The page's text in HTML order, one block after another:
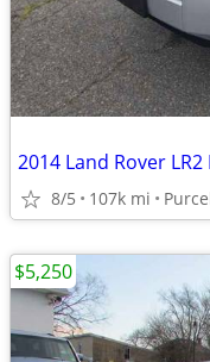
2014 Land Rover LR2
8/5 107k mi
$5,250